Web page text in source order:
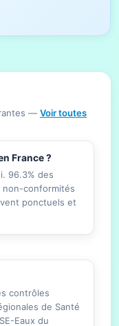
— Voir toutes
France ?
96.3% des
non-conformités
ponctuels et
contrôles
de Santé
Eaux du